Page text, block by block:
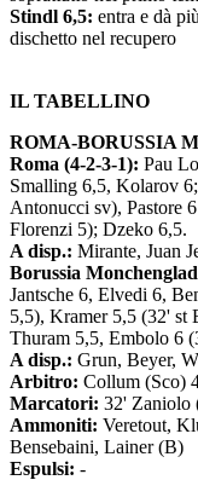
Stindl 6,5: entra e dà
dischetto nel recupero
IL TABELLINO
ROMA-BORUSSIA
Roma (4-2-3-1): Pau
Smalling 6,5, Kolarov
Antonucci sv), Pastore
Florenzi 5); Dzeko 6,5.
A disp.: Mirante, Juan
Borussia
Jantsche 6, Elvedi 6,
5,5), Kramer 5,5 (32' st
Thuram 5,5, Embolo 6
A disp.: Grun, Beyer,
Arbitro: Collum (Sco)
Marcatori: 32' Zaniolo
Ammoniti: Veretout,
Bensebaini, Lainer (B)
Espulsi: -